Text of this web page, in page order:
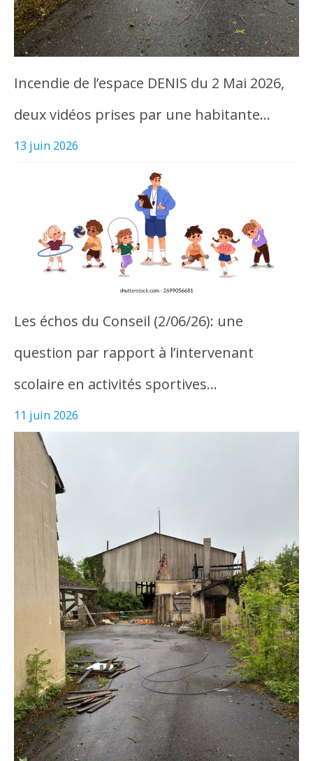
Incendie de l’espace DENIS du 2 Mai 2026,
deux vidéos prises par une habitante…
13 juin 2026
Les échos du Conseil (2/06/26): une
question par rapport à l’intervenant
scolaire en activités sportives…
11 juin 2026